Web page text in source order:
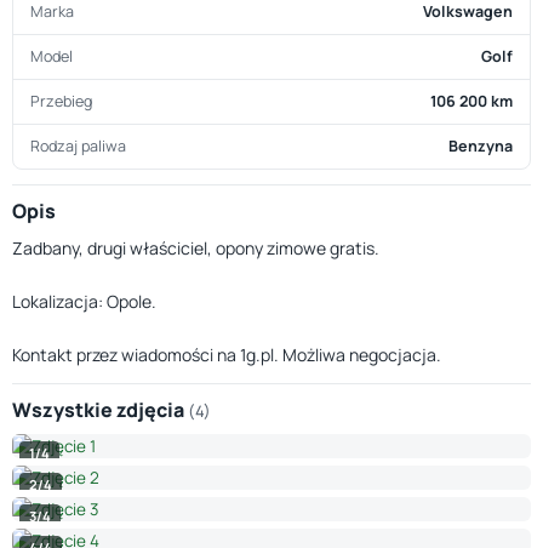
Marka Volkswagen
Model Golf
Przebieg 106 200 km
Rodzaj paliwa Benzyna
Opis
Zadbany, drugi właściciel, opony zimowe gratis.
Lokalizacja: Opole.
Kontakt przez wiadomości na 1g.pl. Możliwa negocjacja.
Wszystkie zdjęcia (4)
1/4
2/4
3/4